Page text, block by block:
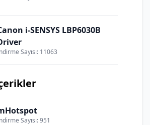
i-SENSYS LBP6030B
Sayısı: 11063
Sayısı: 951